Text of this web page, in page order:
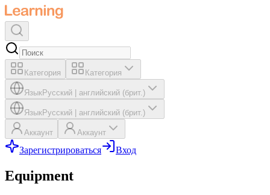
Категория Категория
ЯзыкРусский английский (брит.)
ЯзыкРусский английский (брит.)
Аккаунт Аккаунт
Зарегистрироваться Вход
Equipment